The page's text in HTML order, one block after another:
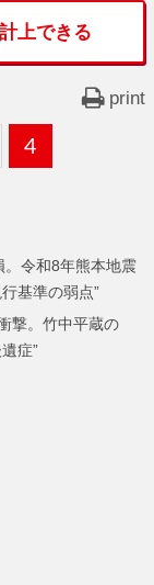
上できる
print
,
固
ー
ジ
4
。令和8年熊本地震
基準の弱点”
撃。竹中平蔵の
症”